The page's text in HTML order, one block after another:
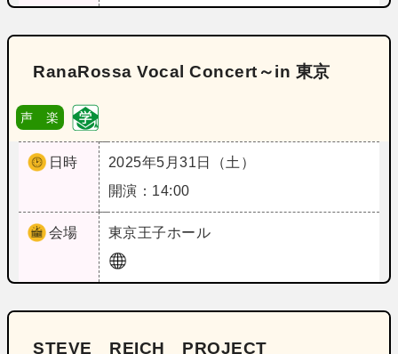
RanaRossa Vocal Concert～in 東京
声 楽
日時
2025年5月31日（土）
開演：14:00
会場 東京王子ホール
STEVE REICH PROJECT